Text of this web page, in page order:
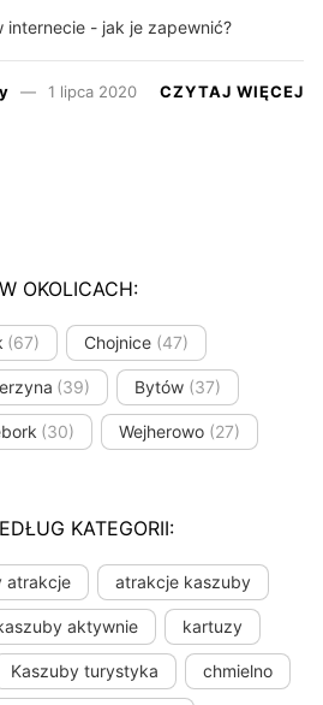
- jak je zapewnić?
1 lipca 2020 CZYTAJ WIĘCEJ
OKOLICACH:
(67) Chojnice (47)
(39) Bytów (37)
(30) Wejherowo (27)
KATEGORII:
atrakcje atrakcje kaszuby
aktywnie kartuzy
Kaszuby turystyka chmielno